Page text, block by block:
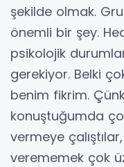
şekilde olmak.
önemli bir şey.
psikolojik
gerekiyor. Belki
benim fikrim.
konuştuğumda
vermeye
verememek çok